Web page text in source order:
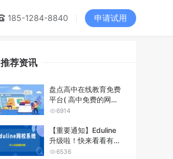
185-1284-8840 申请试用
推荐资讯
盘点高中在线教育免费
平台( 高中免费的网课
平台分享...
6914
【重要通知】Eduline
升级啦！快来看看有没
有你...
6536